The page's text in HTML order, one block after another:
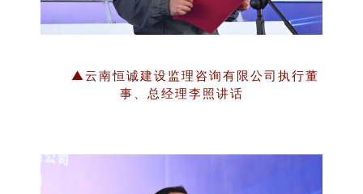
▲云南恒诚建设监理咨询有限公司执行董
事、总经理李照讲话